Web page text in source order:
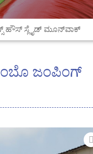
ಹೌಸ್ ಸ್ಲೈಡ್ ಮೂನ್‌ವಾಕ್
ಜಂಪಿಂಗ್